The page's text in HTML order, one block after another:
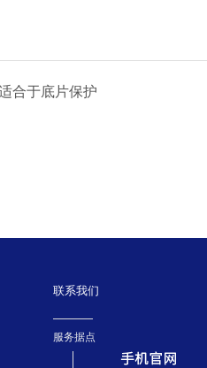
合于底片保护
联系我们
服务据点